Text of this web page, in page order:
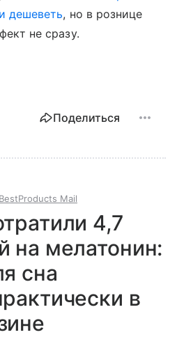
дешеветь, но в рознице
не сразу.
Поделиться
BestProducts Mail
4,7
на мелатонин:
сна
в